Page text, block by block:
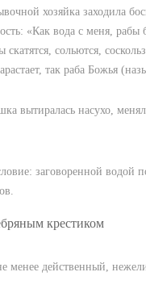
хозяйка заходила
«Как вода с меня, рабы
скатятся, сольются,
так раба Божья
вытиралась насухо,
заговоренной водой
крестиком
менее действенный,